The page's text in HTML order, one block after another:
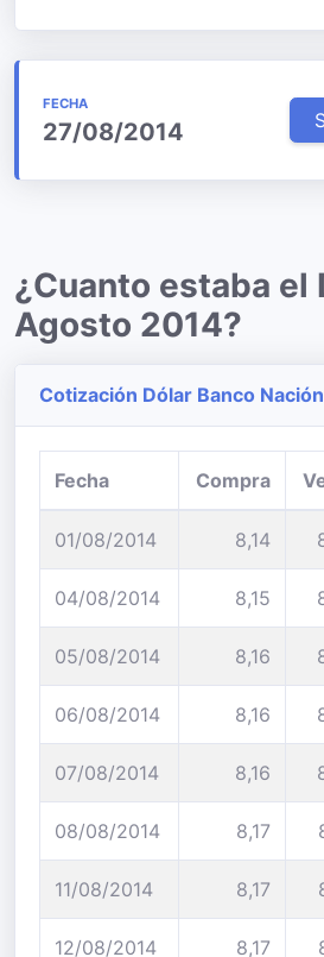
FECHA
27/08/2014
¿Cuanto estaba el
Agosto 2014?
Cotización Dólar Banco
Fecha Compra
01/08/2014 8,14
04/08/2014 8,15
05/08/2014 8,16
06/08/2014 8,16
07/08/2014 8,16
08/08/2014 8,17
11/08/2014 8,17
12/08/2014 8,17